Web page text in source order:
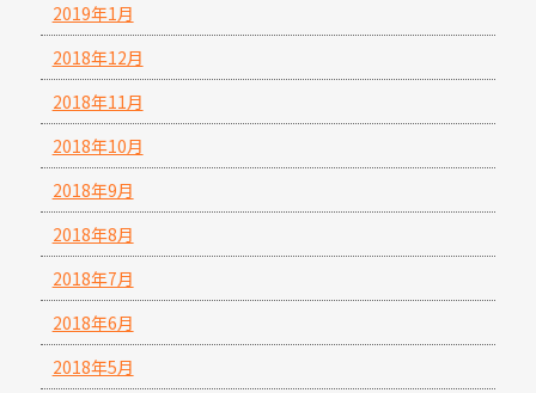
2019年1月
2018年12月
2018年11月
2018年10月
2018年9月
2018年8月
2018年7月
2018年6月
2018年5月